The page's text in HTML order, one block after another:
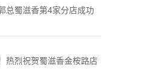
总蜀滋香第4家分店成功
热烈祝贺蜀滋香金桉路店